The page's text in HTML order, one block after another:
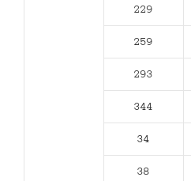
229
259
293
344
34
38